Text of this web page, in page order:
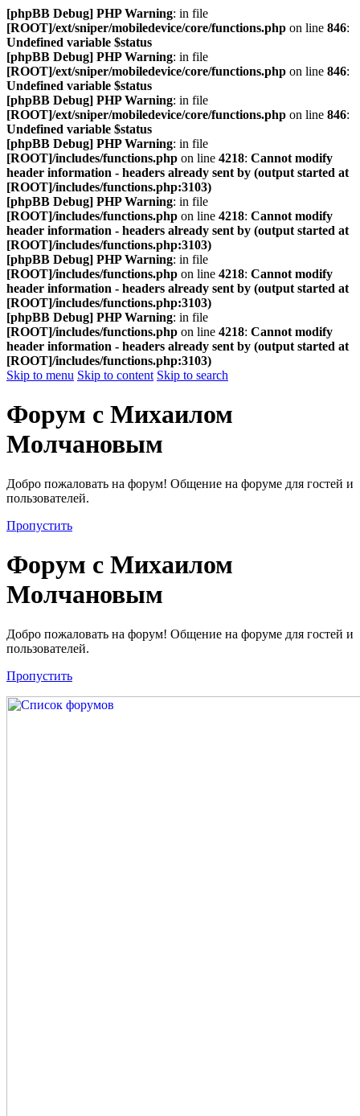
[phpBB Debug] PHP Warning: in file
[ROOT]/ext/sniper/mobiledevice/core/functions.php on line 846:
Undefined variable $status
[phpBB Debug] PHP Warning: in file
[ROOT]/ext/sniper/mobiledevice/core/functions.php on line 846:
Undefined variable $status
[phpBB Debug] PHP Warning: in file
[ROOT]/ext/sniper/mobiledevice/core/functions.php on line 846:
Undefined variable $status
[phpBB Debug] PHP Warning: in file
[ROOT]/includes/functions.php on line 4218: Cannot modify
header information - headers already sent by (output started at
[ROOT]/includes/functions.php:3103)
[phpBB Debug] PHP Warning: in file
[ROOT]/includes/functions.php on line 4218: Cannot modify
header information - headers already sent by (output started at
[ROOT]/includes/functions.php:3103)
[phpBB Debug] PHP Warning: in file
[ROOT]/includes/functions.php on line 4218: Cannot modify
header information - headers already sent by (output started at
[ROOT]/includes/functions.php:3103)
[phpBB Debug] PHP Warning: in file
[ROOT]/includes/functions.php on line 4218: Cannot modify
header information - headers already sent by (output started at
[ROOT]/includes/functions.php:3103)
Skip to menu Skip to content Skip to search
Форум с Михаилом
Молчановым
Добро пожаловать на форум! Общение на форуме для гостей и
пользователей.
Пропустить
Форум с Михаилом
Молчановым
Добро пожаловать на форум! Общение на форуме для гостей и
пользователей.
Пропустить